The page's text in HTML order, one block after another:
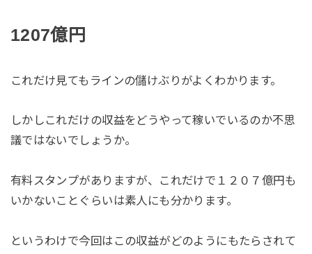
1207億円
これだけ見てもラインの儲けぶりがよくわかります。
しかしこれだけの収益をどうやって稼いでいるのか不思
議ではないでしょうか。
有料スタンプがありますが、これだけで１２０７億円も
いかないことぐらいは素人にも分かります。
というわけで今回はこの収益がどのようにもたらされて